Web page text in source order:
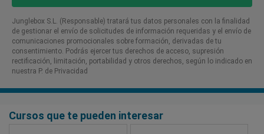
Junglebox S.L. (Responsable) tratará tus datos personales con la finalidad
de gestionar el envío de solicitudes de información requeridas y el envío de
comunicaciones promocionales sobre formación, derivadas de tu
consentimiento. Podrás ejercer tus derechos de acceso, supresión
rectificación, limitación, portabilidad y otros derechos, según lo indicado en
nuestra P. de Privacidad​
Cursos que te pueden interesar